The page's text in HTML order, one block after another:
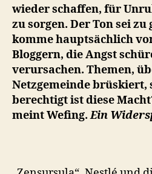
wieder schaffen, für
zu sorgen. Der Ton sei
komme hauptsächlich
Bloggern, die Angst
verursachen. Themen,
Netzgemeinde brüskiert,
berechtigt ist diese
meint Wefing.Ein